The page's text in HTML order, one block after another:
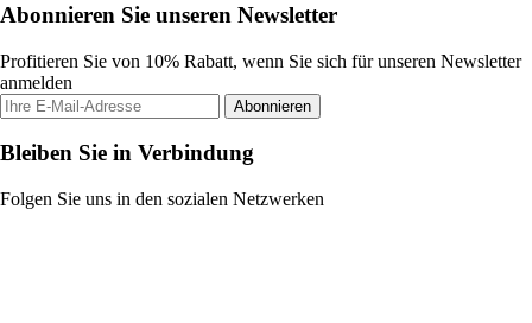
Abonnieren Sie unseren Newsletter
Profitieren Sie von 10% Rabatt, wenn Sie sich für unseren Newsletter
anmelden
Abonnieren
Bleiben Sie in Verbindung
Folgen Sie uns in den sozialen Netzwerken